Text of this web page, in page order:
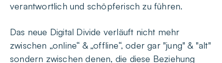
verantwortlich und schöpferisch zu führen.
Das neue Digital Divide verläuft nicht mehr
zwischen „online“ & „offline“, oder gar "jung" & "alt"
sondern zwischen denen, die diese Beziehung